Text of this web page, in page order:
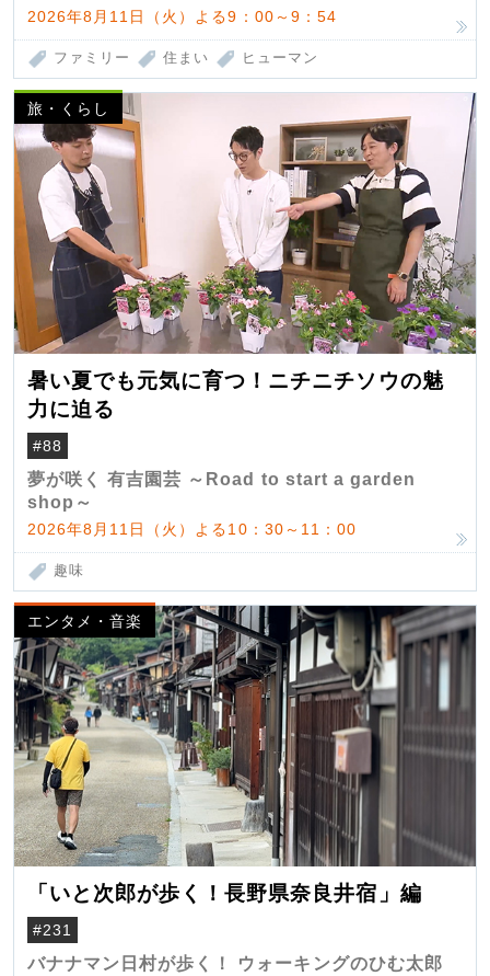
2026年8月11日（火）よる9：00～9：54
ファミリー 住まい ヒューマン
旅・くらし
暑い夏でも元気に育つ！ニチニチソウの魅
力に迫る
#88
夢が咲く 有吉園芸 ～Road to start a garden
shop～
2026年8月11日（火）よる10：30～11：00
趣味
エンタメ・音楽
「いと次郎が歩く！長野県奈良井宿」編
#231
バナナマン日村が歩く！ ウォーキングのひむ太郎